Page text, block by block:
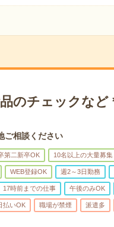
のチェックなど
相談ください
第二新卒OK 10名以上の大量募集
WEB登録OK 週2～3日勤務
17時前までの仕事 午後のみOK
払いOK 職場が禁煙 派遣多